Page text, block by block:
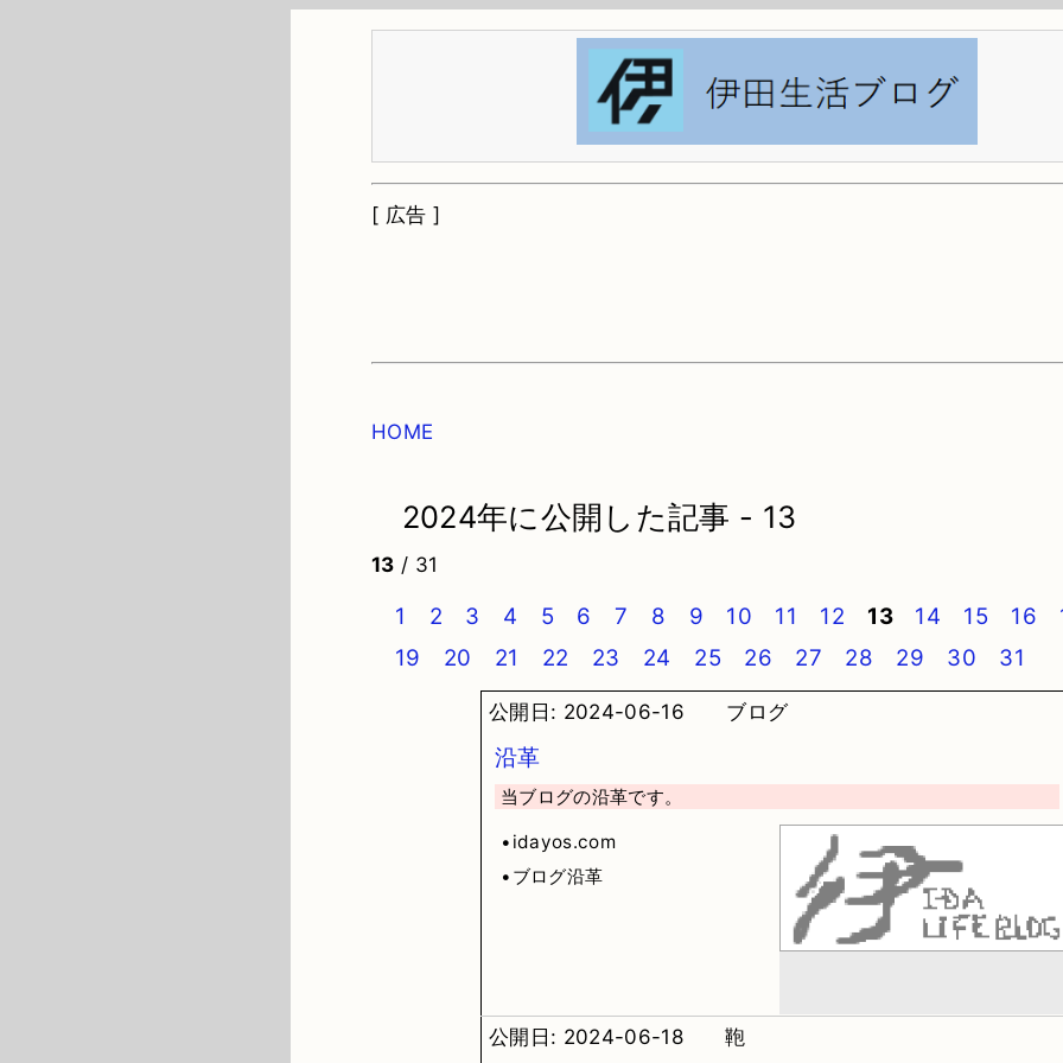
[ 広告 ]
HOME
2024年に公開した記事 - 13
13 / 31
1 2 3 4 5 6 7 8 9 10 11 12 13 14 15 16
19
20 21 22 23 24 25 26 27 28 29 30 31
公開日: 2024-06-16 ブログ
沿革
当ブログの沿革です。
•idayos.com
•ブログ沿革
公開日: 2024-06-18 鞄